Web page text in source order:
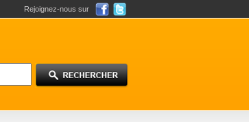
Rejoignez-nous sur